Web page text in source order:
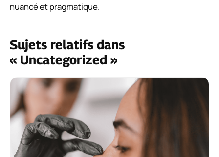
nuancé et pragmatique.
Sujets relatifs dans
« Uncategorized »